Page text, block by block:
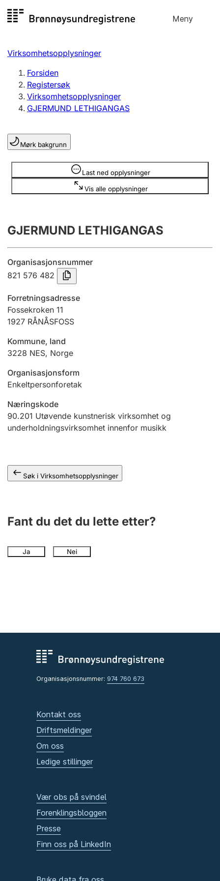
til
Meny
Registersøk
Aksjeselskap
Enkeltpersonforetak
Registrere, endre, slette
Lag og forening
Registrere, endre, slette
Årsregnskap
Innsending og forsinkelsesgebyr
Tinglysing
Jeger
Ektepaktveileder
Offentlig sektor
Virksomhetsopplysninger
Forsiden
Registersøk
Virksomhetsopplysninger
GJERMUND LETHIGANGAS
Mørk bakgrunn
Last ned opplysninger
Vis alle opplysninger
Opplysninger er skjult
GJERMUND LETHIGANGAS
Organisasjonsnummer
821 576 482
Forretningsadresse
Fossekroken 11
1927 RÅNÅSFOSS
Kommune, land
3228 NES, Norge
Organisasjonsform
Enkeltpersonforetak
Næringskode
90.201 Utøvende kunstnerisk virksomhet og
underholdningsvirksomhet innenfor musikk
Søk i Virksomhetsopplysninger
Fant du det du lette etter?
Ja Nei
Organisasjonsnummer: 974 760 673
Kontakt oss
Driftsmeldinger
Om oss
Ledige stillinger
Vær obs på svindel
Forenklingsbloggen
Presse
Finn oss på LinkedIn